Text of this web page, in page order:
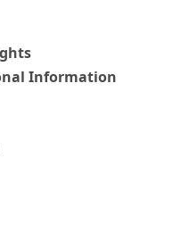
Information